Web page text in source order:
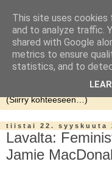
tiistai 22. syyskuuta
Lavalta:
Jamie
This site uses
and to analyze traffic.
shared with Google
metrics to ensure
statistics, and to